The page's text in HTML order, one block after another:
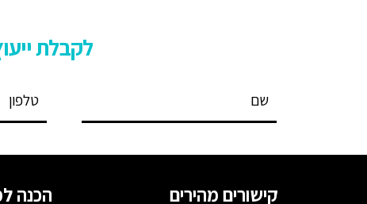
לקבלת
קישורים מהירים הכנה